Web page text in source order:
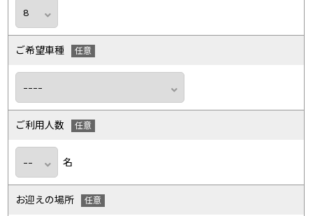
ご希望車種
ご利用人数
名
お迎えの場所